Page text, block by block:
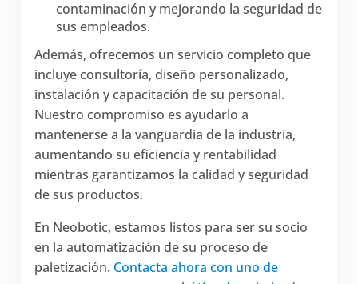
contaminación y mejorando la seguridad de
sus empleados.
Además, ofrecemos un servicio completo que
incluye consultoría, diseño personalizado,
instalación y capacitación de su personal.
Nuestro compromiso es ayudarlo a
mantenerse a la vanguardia de la industria,
aumentando su eficiencia y rentabilidad
mientras garantizamos la calidad y seguridad
de sus productos.
En Neobotic, estamos listos para ser su socio
en la automatización de su proceso de
paletización. Contacta ahora con uno de